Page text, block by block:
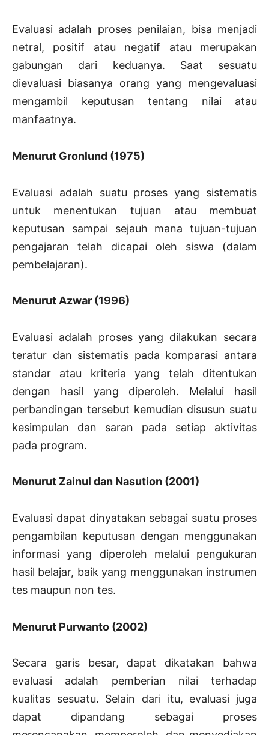
Evaluasi adalah proses penilaian, bisa menjadi
netral, positif atau negatif atau merupakan
gabungan dari keduanya. Saat sesuatu
dievaluasi biasanya orang yang mengevaluasi
mengambil keputusan tentang nilai atau
manfaatnya.
Menurut Gronlund (1975)
Evaluasi adalah suatu proses yang sistematis
untuk menentukan tujuan atau membuat
keputusan sampai sejauh mana tujuan-tujuan
pengajaran telah dicapai oleh siswa (dalam
pembelajaran).
Menurut Azwar (1996)
Evaluasi adalah proses yang dilakukan secara
teratur dan sistematis pada komparasi antara
standar atau kriteria yang telah ditentukan
dengan hasil yang diperoleh. Melalui hasil
perbandingan tersebut kemudian disusun suatu
kesimpulan dan saran pada setiap aktivitas
pada program.
Menurut Zainul dan Nasution (2001)
Evaluasi dapat dinyatakan sebagai suatu proses
pengambilan keputusan dengan menggunakan
informasi yang diperoleh melalui pengukuran
hasil belajar, baik yang menggunakan instrumen
tes maupun non tes.
Menurut Purwanto (2002)
Secara garis besar, dapat dikatakan bahwa
evaluasi adalah pemberian nilai terhadap
kualitas sesuatu. Selain dari itu, evaluasi juga
dapat dipandang sebagai proses